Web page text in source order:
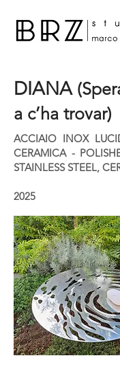
DIANA
a c’ha trovar)
ACCIAIO INOX
CERAMICA -
STAINLESS STEEL,
2025